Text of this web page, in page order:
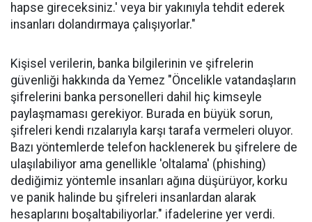
hapse gireceksiniz.' veya bir yakınıyla tehdit ederek
insanları dolandırmaya çalışıyorlar."
Kişisel verilerin, banka bilgilerinin ve şifrelerin
güvenliği hakkında da Yemez "Öncelikle vatandaşların
şifrelerini banka personelleri dahil hiç kimseyle
paylaşmaması gerekiyor. Burada en büyük sorun,
şifreleri kendi rızalarıyla karşı tarafa vermeleri oluyor.
Bazı yöntemlerde telefon hacklenerek bu şifrelere de
ulaşılabiliyor ama genellikle 'oltalama' (phishing)
dediğimiz yöntemle insanları ağına düşürüyor, korku
ve panik halinde bu şifreleri insanlardan alarak
hesaplarını boşaltabiliyorlar." ifadelerine yer verdi.